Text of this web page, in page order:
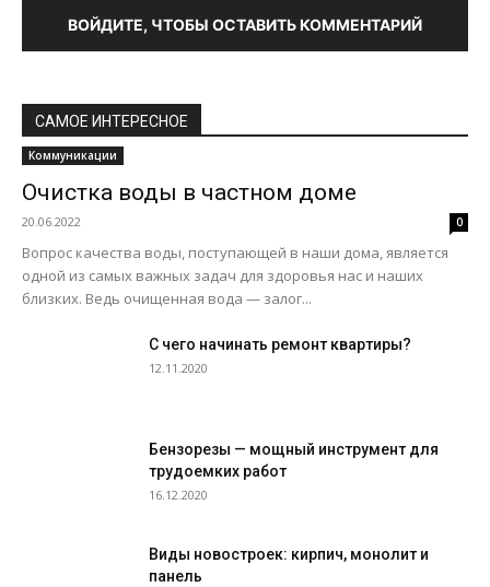
ВОЙДИТЕ, ЧТОБЫ ОСТАВИТЬ КОММЕНТАРИЙ
САМОЕ ИНТЕРЕСНОЕ
Коммуникации
Очистка воды в частном доме
20.06.2022 0
Вопрос качества воды, поступающей в наши дома, является
одной из самых важных задач для здоровья нас и наших
близких. Ведь очищенная вода — залог...
С чего начинать ремонт квартиры?
12.11.2020
Бензорезы — мощный инструмент для
трудоемких работ
16.12.2020
Виды новостроек: кирпич, монолит и
панель